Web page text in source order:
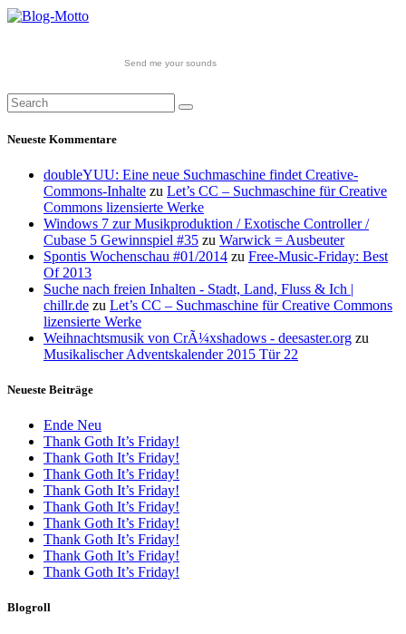
Send me your sounds
Neueste Kommentare
doubleYUU: Eine neue Suchmaschine findet Creative-
Commons-Inhalte zu Let’s CC – Suchmaschine für Creative
Commons lizensierte Werke
Windows 7 zur Musikproduktion / Exotische Controller /
Cubase 5 Gewinnspiel #35 zu Warwick = Ausbeuter
Spontis Wochenschau #01/2014 zu Free-Music-Friday: Best
Of 2013
Suche nach freien Inhalten - Stadt, Land, Fluss & Ich |
chillr.de zu Let’s CC – Suchmaschine für Creative Commons
lizensierte Werke
Weihnachtsmusik von CrÃ¼xshadows - deesaster.org zu
Musikalischer Adventskalender 2015 Tür 22
Neueste Beiträge
Ende Neu
Thank Goth It’s Friday!
Thank Goth It’s Friday!
Thank Goth It’s Friday!
Thank Goth It’s Friday!
Thank Goth It’s Friday!
Thank Goth It’s Friday!
Thank Goth It’s Friday!
Thank Goth It’s Friday!
Thank Goth It’s Friday!
Blogroll